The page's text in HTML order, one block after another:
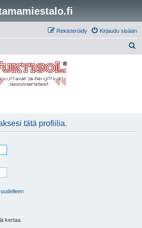
Kirjaudu sisään
Rekisteröidy
tätä profiilia.
kertaa